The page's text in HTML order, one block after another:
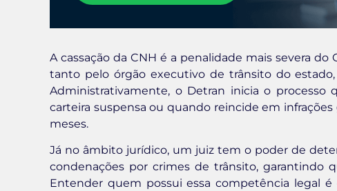
A cassação da CNH é a penalidade mais severa
tanto pelo órgão executivo de trânsito do
Administrativamente, o Detran inicia o
carteira suspensa ou quando reincide em
meses.
Já no âmbito jurídico, um juiz tem o poder de
condenações por crimes de trânsito, garantindo
Entender quem possui essa competência legal